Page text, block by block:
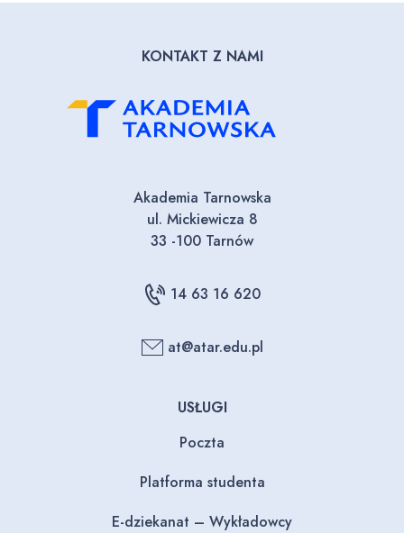
KONTAKT Z NAMI
Akademia Tarnowska
ul. Mickiewicza 8
33 -100 Tarnów
14 63 16 620
at@atar.edu.pl
USŁUGI
Poczta
Platforma studenta
E-dziekanat – Wykładowcy